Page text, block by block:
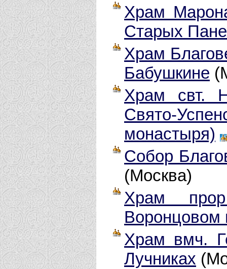
Храм
Старых
Храм
Бабушкине
Храм свт.
Свято-
монастыря)
Собор
(Москва)
Храм
Воронцовом
Храм вмч.
Лучниках